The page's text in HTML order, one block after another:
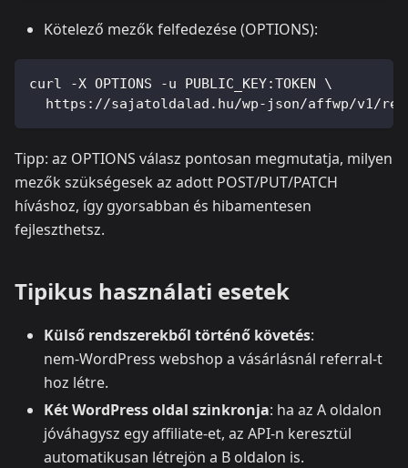
Kötelező mezők felfedezése (OPTIONS):
curl -X OPTIONS -u PUBLIC_KEY:TOKEN \
https://sajatoldalad.hu/wp-json/affwp/v1/
Tipp: az OPTIONS válasz pontosan megmutatja, milyen
mezők szükségesek az adott POST/PUT/PATCH
híváshoz, így gyorsabban és hibamentesen
fejleszthetsz.
Tipikus használati esetek
Külső rendszerekből történő követés:
nem‑WordPress webshop a vásárlásnál referral-t
hoz létre.
Két WordPress oldal szinkronja: ha az A oldalon
jóváhagysz egy affiliate-et, az API-n keresztül
automatikusan létrejön a B oldalon is.